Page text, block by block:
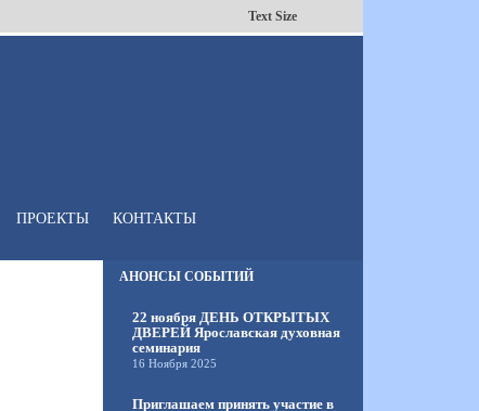
Text Size
ПРОЕКТЫ КОНТАКТЫ
АНОНСЫ СОБЫТИЙ
22 ноября ДЕНЬ ОТКРЫТЫХ
ДВЕРЕЙ Ярославская духовная
семинария
16 Ноября 2025
Приглашаем принять участие в